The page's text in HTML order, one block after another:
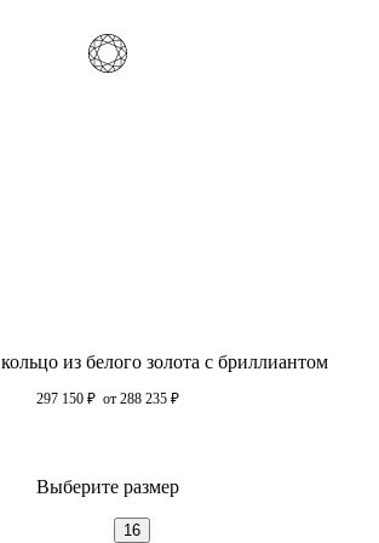
из белого золота с бриллиантом
297 150 ₽ от 288 235 ₽
Выберите размер
16